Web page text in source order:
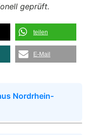
geprüft.
teilen
E-Mail
Nordrhein-